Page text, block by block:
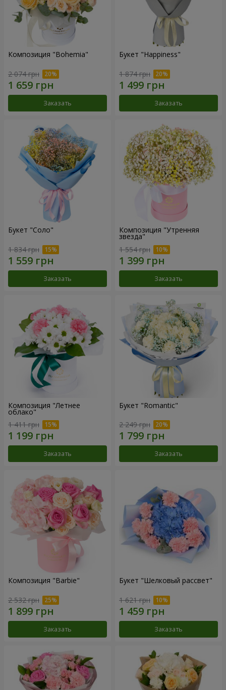
Композиция "Bohemia"
2 074 грн
Заказать
Букет "Happiness"
1 874 грн
Заказать
Букет "Соло"
1 834 грн
Заказать
Композиция "Утренняя
звезда"
1 554 грн
Заказать
Композиция "Летнее
облако"
1 411 грн
Заказать
Букет "Romantic"
2 249 грн
Заказать
Композиция "Barbie"
2 532 грн
Заказать
Букет "Шелковый рассвет"
1 621 грн
Заказать